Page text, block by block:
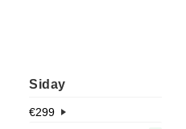
Siday
€299